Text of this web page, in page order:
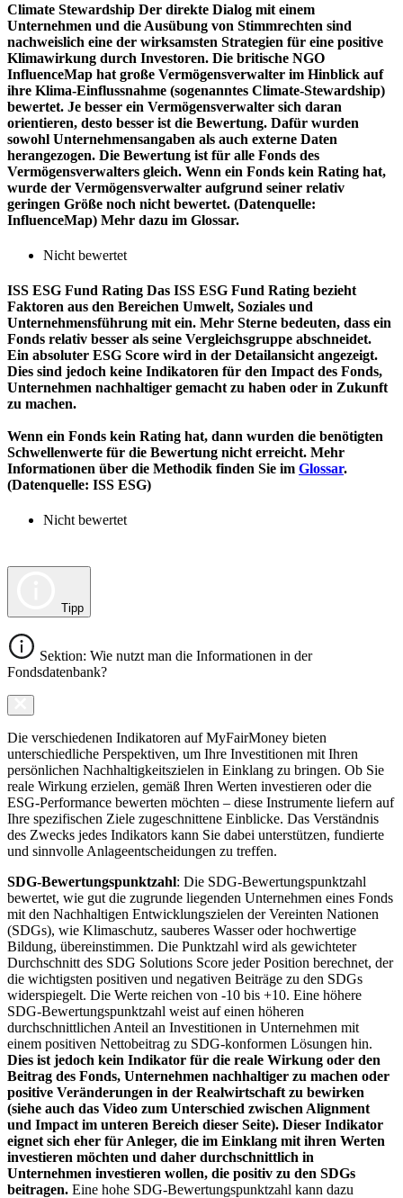
Climate Stewardship Der direkte Dialog mit einem
Unternehmen und die Ausübung von Stimmrechten sind
nachweislich eine der wirksamsten Strategien für eine positive
Klimawirkung durch Investoren. Die britische NGO
InfluenceMap hat große Vermögensverwalter im Hinblick auf
ihre Klima-Einflussnahme (sogenanntes Climate-Stewardship)
bewertet. Je besser ein Vermögensverwalter sich daran
orientieren, desto besser ist die Bewertung. Dafür wurden
sowohl Unternehmensangaben als auch externe Daten
herangezogen. Die Bewertung ist für alle Fonds des
Vermögensverwalters gleich. Wenn ein Fonds kein Rating hat,
wurde der Vermögensverwalter aufgrund seiner relativ
geringen Größe noch nicht bewertet. (Datenquelle:
InfluenceMap) Mehr dazu im Glossar.
Nicht bewertet
ISS ESG Fund Rating Das ISS ESG Fund Rating bezieht
Faktoren aus den Bereichen Umwelt, Soziales und
Unternehmensführung mit ein. Mehr Sterne bedeuten, dass ein
Fonds relativ besser als seine Vergleichsgruppe abschneidet.
Ein absoluter ESG Score wird in der Detailansicht angezeigt.
Dies sind jedoch keine Indikatoren für den Impact des Fonds,
Unternehmen nachhaltiger gemacht zu haben oder in Zukunft
zu machen.
Wenn ein Fonds kein Rating hat, dann wurden die benötigten
Schwellenwerte für die Bewertung nicht erreicht. Mehr
Informationen über die Methodik finden Sie im Glossar.
(Datenquelle: ISS ESG)
Nicht bewertet
Tipp
Sektion: Wie nutzt man die Informationen in der
Fondsdatenbank?
Die verschiedenen Indikatoren auf MyFairMoney bieten
unterschiedliche Perspektiven, um Ihre Investitionen mit Ihren
persönlichen Nachhaltigkeitszielen in Einklang zu bringen. Ob Sie
reale Wirkung erzielen, gemäß Ihren Werten investieren oder die
ESG-Performance bewerten möchten – diese Instrumente liefern auf
Ihre spezifischen Ziele zugeschnittene Einblicke. Das Verständnis
des Zwecks jedes Indikators kann Sie dabei unterstützen, fundierte
und sinnvolle Anlageentscheidungen zu treffen.
SDG-Bewertungspunktzahl: Die SDG-Bewertungspunktzahl
bewertet, wie gut die zugrunde liegenden Unternehmen eines Fonds
mit den Nachhaltigen Entwicklungszielen der Vereinten Nationen
(SDGs), wie Klimaschutz, sauberes Wasser oder hochwertige
Bildung, übereinstimmen. Die Punktzahl wird als gewichteter
Durchschnitt des SDG Solutions Score jeder Position berechnet, der
die wichtigsten positiven und negativen Beiträge zu den SDGs
widerspiegelt. Die Werte reichen von -10 bis +10. Eine höhere
SDG-Bewertungspunktzahl weist auf einen höheren
durchschnittlichen Anteil an Investitionen in Unternehmen mit
einem positiven Nettobeitrag zu SDG-konformen Lösungen hin.
Dies ist jedoch kein Indikator für die reale Wirkung oder den
Beitrag des Fonds, Unternehmen nachhaltiger zu machen oder
positive Veränderungen in der Realwirtschaft zu bewirken
(siehe auch das Video zum Unterschied zwischen Alignment
und Impact im unteren Bereich dieser Seite). Dieser Indikator
eignet sich eher für Anleger, die im Einklang mit ihren Werten
investieren möchten und daher durchschnittlich in
Unternehmen investieren wollen, die positiv zu den SDGs
beitragen. Eine hohe SDG-Bewertungspunktzahl kann dazu